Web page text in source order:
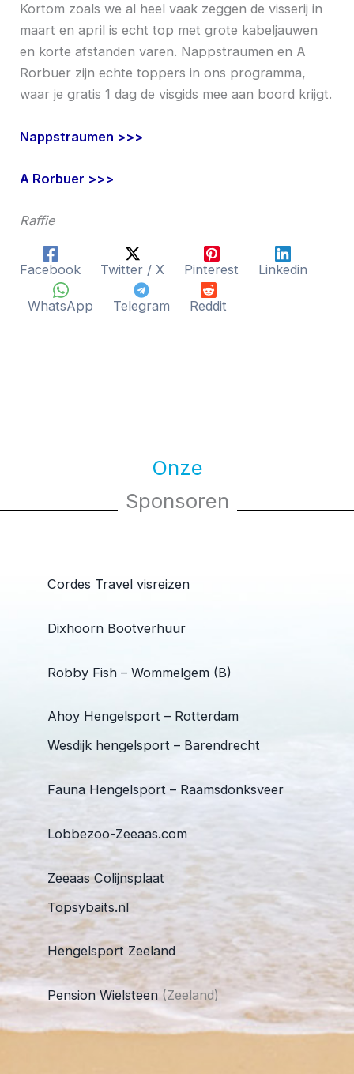
Kortom zoals we al heel vaak zeggen de visserij in
maart en april is echt top met grote kabeljauwen
en korte afstanden varen. Nappstraumen en A
Rorbuer zijn echte toppers in ons programma,
waar je gratis 1 dag de visgids mee aan boord krijgt.
Nappstraumen >>>
A Rorbuer >>>
Raffie
Facebook Twitter / X Pinterest Linkedin
WhatsApp Telegram Reddit
Onze
Sponsoren
Cordes Travel visreizen
Dixhoorn Bootverhuur
Robby Fish – Wommelgem (B)
Ahoy Hengelsport – Rotterdam
Wesdijk hengelsport – Barendrecht
Fauna Hengelsport – Raamsdonksveer
Lobbezoo-Zeeaas.com
Zeeaas Colijnsplaat
Topsybaits.nl
Hengelsport Zeeland
Pension Wielsteen (Zeeland)